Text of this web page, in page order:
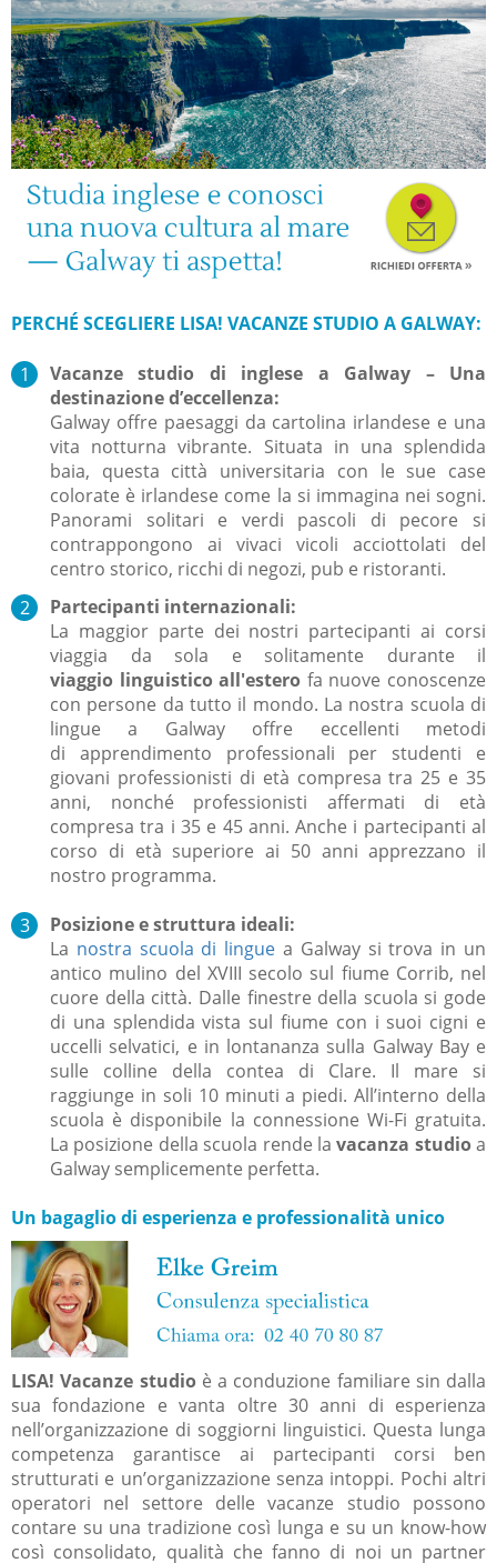
PERCHÉ SCEGLIERE LISA! VACANZE STUDIO A GALWAY:
Vacanze studio di inglese a Galway – Una
destinazione d’eccellenza​:
Galway offre paesaggi da cartolina irlandese e una
vita notturna vibrante. Situata in una splendida
baia, questa città universitaria con le sue case
colorate è irlandese come la si immagina nei sogni.
Panorami solitari e verdi pascoli di pecore si
contrappongono ai vivaci vicoli acciottolati del
centro storico, ricchi di negozi, pub e ristoranti.
Partecipanti internazionali:
La maggior parte dei nostri partecipanti ai corsi
viaggia da sola e solitamente durante il
viaggio linguistico all'estero fa nuove conoscenze
con persone da tutto il mondo. La nostra scuola di
lingue a Galway offre eccellenti metodi
di apprendimento professionali per studenti e
giovani professionisti di età compresa tra 25 e 35
anni, nonché professionisti affermati di età
compresa tra i 35 e 45 anni. Anche i partecipanti al
corso di età superiore ai 50 anni apprezzano il
nostro programma.
Posizione e struttura ideali​:
La nostra scuola di lingue a Galway si trova in un
antico mulino del XVIII secolo sul fiume Corrib, nel
cuore della città. Dalle finestre della scuola si gode
di una splendida vista sul fiume con i suoi cigni e
uccelli selvatici, e in lontananza sulla Galway Bay e
sulle colline della contea di Clare. Il mare si
raggiunge in soli 10 minuti a piedi. All’interno della
scuola è disponibile la connessione Wi-Fi gratuita.
La posizione della scuola rende lavacanza studioa
Galway semplicemente perfetta.
Un bagaglio di esperienza e professionalità unico
LISA! Vacanze studioè a conduzione familiare sin dalla
sua fondazione e vanta oltre 30 anni di esperienza
nell’organizzazione di soggiorni linguistici. Questa lunga
competenza garantisce ai partecipanti corsi ben
strutturati e un’organizzazione senza intoppi. Pochi altri
operatori nel settore delle vacanze studio possono
contare su una tradizione così lunga e su un know-how
così consolidato, qualità che fanno di noi un partner